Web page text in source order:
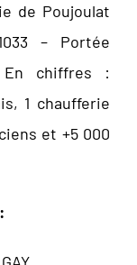
de Poujoulat
– Portée
En chiffres :
1 chaufferie
et +5 000